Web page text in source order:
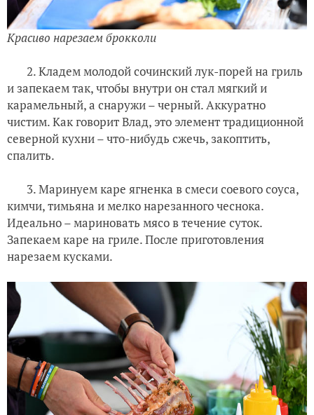
Красиво нарезаем брокколи
2. Кладем молодой сочинский лук-порей на гриль
и запекаем так, чтобы внутри он стал мягкий и
карамельный, а снаружи – черный. Аккуратно
чистим. Как говорит Влад, это элемент традиционной
северной кухни – что-нибудь сжечь, закоптить,
спалить.
3. Маринуем каре ягненка в смеси соевого соуса,
кимчи, тимьяна и мелко нарезанного чеснока.
Идеально – мариновать мясо в течение суток.
Запекаем каре на гриле. После приготовления
нарезаем кусками.